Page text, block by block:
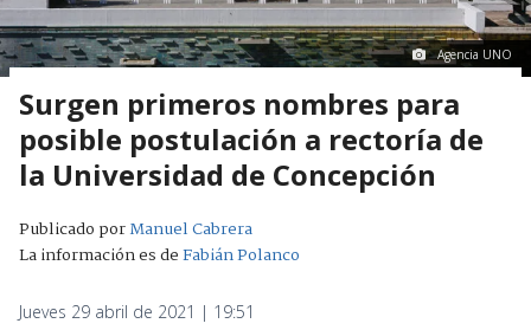
Agencia UNO
Surgen primeros nombres para
posible postulación a rectoría de
la Universidad de Concepción
Publicado porManuel Cabrera
La información es deFabián Polanco
Jueves 29 abril de 2021 | 19:51